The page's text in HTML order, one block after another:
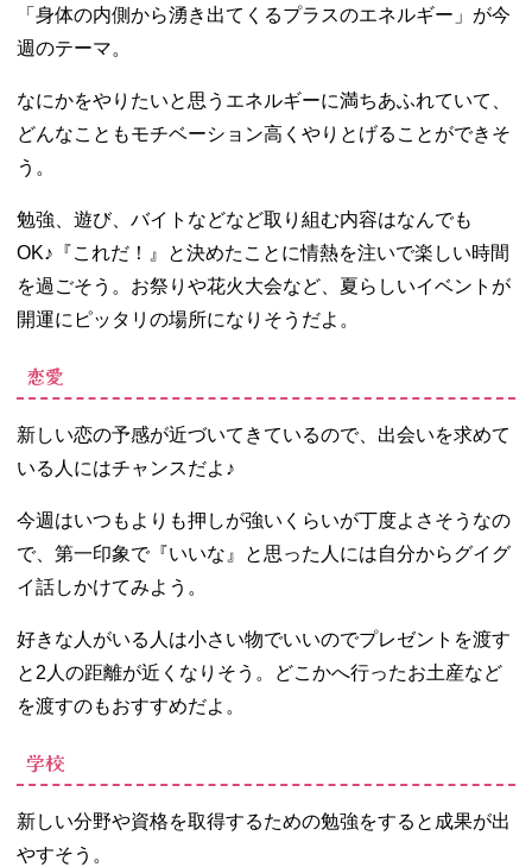
「身体の内側から湧き出てくるプラスのエネルギー」が今
週のテーマ。
なにかをやりたいと思うエネルギーに満ちあふれていて、
どんなこともモチベーション高くやりとげることができそ
う。
勉強、遊び、バイトなどなど取り組む内容はなんでも
OK♪『これだ！』と決めたことに情熱を注いで楽しい時間
を過ごそう。お祭りや花火大会など、夏らしいイベントが
開運にピッタリの場所になりそうだよ。
恋愛
新しい恋の予感が近づいてきているので、出会いを求めて
いる人にはチャンスだよ♪
今週はいつもよりも押しが強いくらいが丁度よさそうなの
で、第一印象で『いいな』と思った人には自分からグイグ
イ話しかけてみよう。
好きな人がいる人は小さい物でいいのでプレゼントを渡す
と2人の距離が近くなりそう。どこかへ行ったお土産など
を渡すのもおすすめだよ。
学校
新しい分野や資格を取得するための勉強をすると成果が出
やすそう。